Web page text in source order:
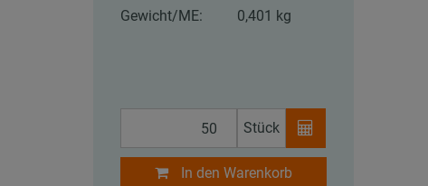
Gewicht/ME:
0,401 kg
Stück
In den Warenkorb